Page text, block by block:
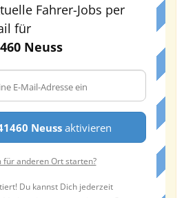
Fahrer-Jobs per
für
Neuss
Neussaktivieren
für anderen Ort starten?
Du kannst Dich jederzeit